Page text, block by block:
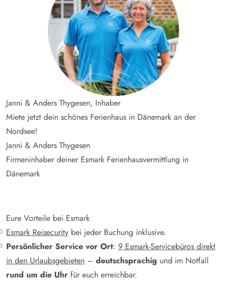
Janni & Anders Thygesen, Inhaber
Miete jetzt dein schönes Ferienhaus in Dänemark an der
Nordsee!
Janni & Anders Thygesen
Firmeninhaber deiner Esmark Ferienhausvermittlung in
Dänemark
Eure Vorteile bei Esmark
Esmark Reisecurity bei jeder Buchung inklusive.
Persönlicher Service vor Ort: 9 Esmark-Servicebüros direkt
in den Urlaubsgebieten – deutschsprachig und im Notfall
rund um die Uhr für euch erreichbar.